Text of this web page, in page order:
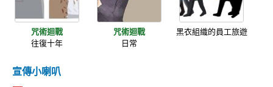
咒術迴戰
往復十年
咒術迴戰
日常
黑衣組織的員工旅遊
宣傳小喇叭